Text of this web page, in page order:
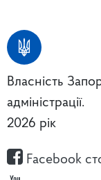
Власність
адміністрації.
2026 рік
Facebook